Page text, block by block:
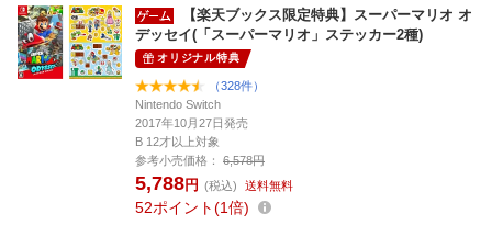
【楽天ブックス限定特典】スーパーマリオ オ
デッセイ(「スーパーマリオ」ステッカー2種)
オリジナル特典
（328件）
Nintendo Switch
2017年10月27日発売
B 12才以上対象
参考小売価格：
6,578円
5,788円 (税込) 送料無料
52ポイント 1倍